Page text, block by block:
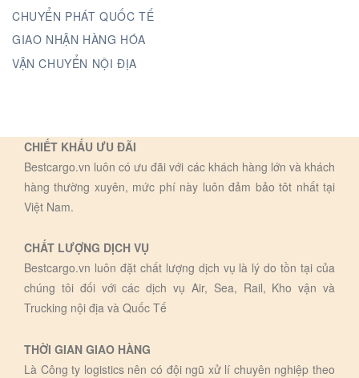
CHUYỂN PHÁT QUỐC TẾ
GIAO NHẬN HÀNG HÓA
VẬN CHUYỂN NỘI ĐỊA
CHIẾT KHẤU ƯU ĐÃI
Bestcargo.vn luôn có ưu đãi với các khách hàng lớn và khách
hàng thường xuyên, mức phí này luôn đảm bảo tôt nhất tại
Việt Nam.
CHẤT LƯỢNG DỊCH VỤ
Bestcargo.vn luôn đặt chất lượng dịch vụ là lý do tồn tại của
chúng tôi đối với các dịch vụ Air, Sea, Rail, Kho vận và
Trucking nội địa và Quốc Tế
THỜI GIAN GIAO HÀNG
Là Công ty logistics nên có đội ngũ xử lí chuyên nghiệp theo